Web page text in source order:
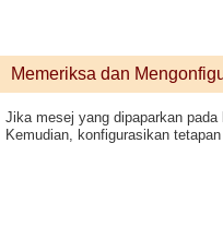
Memeriksa dan
Jika mesej yang dipaparkan
Kemudian, konfigurasikan